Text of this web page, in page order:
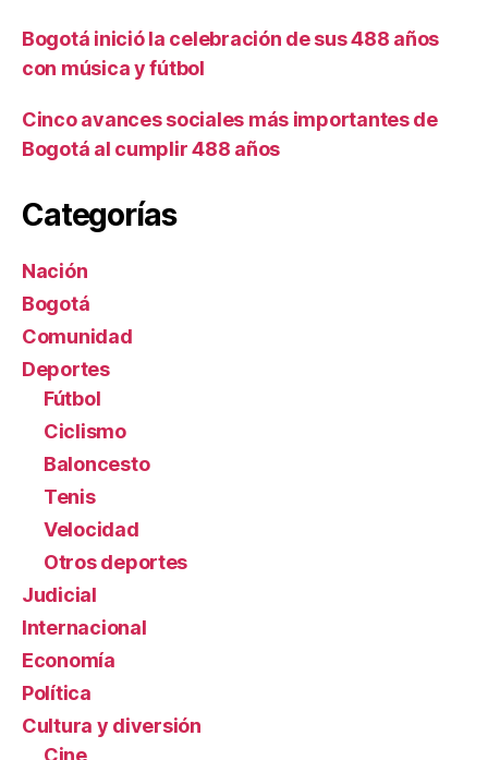
Bogotá inició la celebración de sus 488 años
con música y fútbol
Cinco avances sociales más importantes de
Bogotá al cumplir 488 años
Categorías
Nación
Bogotá
Comunidad
Deportes
Fútbol
Ciclismo
Baloncesto
Tenis
Velocidad
Otros deportes
Judicial
Internacional
Economía
Política
Cultura y diversión
Cine